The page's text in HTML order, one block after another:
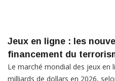
Jeux en ligne : les
financement du
Le marché mondial des jeux en
milliards de dollars en 2026,